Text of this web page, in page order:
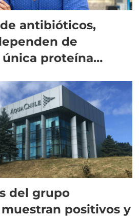
antibióticos,
de
proteína
del grupo
positivos y